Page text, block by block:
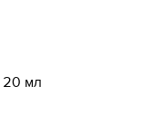
20 мл